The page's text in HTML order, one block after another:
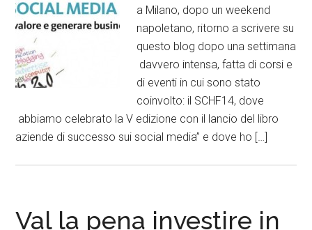
a Milano, dopo un weekend
napoletano, ritorno a scrivere su
questo blog dopo una settimana
davvero intensa, fatta di corsi e
di eventi in cui sono stato
coinvolto: il SCHF14, dove
abbiamo celebrato la V edizione con il lancio del libro
aziende di successo sui social media” e dove ho […]
Val la pena investire in